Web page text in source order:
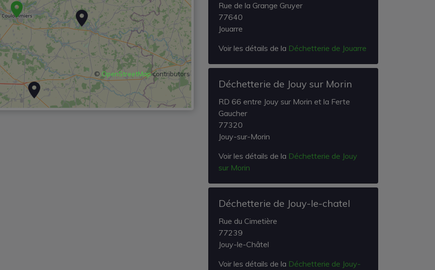
© OpenStreetMapcontributors
Rue de la Grange Gruyer
77640
Jouarre
Voir les détails de la Déchetterie de Jouarre
Déchetterie de Jouy sur Morin
RD 66 entre Jouy sur Morin et la Ferte
Gaucher
77320
Jouy-sur-Morin
Voir les détails de la Déchetterie de Jouy
sur Morin
Déchetterie de Jouy-le-chatel
Rue du Cimetière
77239
Jouy-le-Châtel
Voir les détails de la Déchetterie de Jouy-